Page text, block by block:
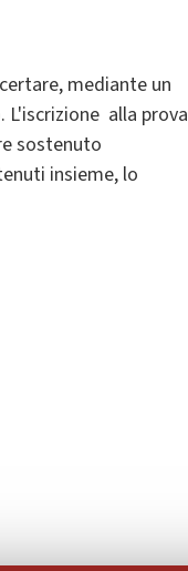
mediante un
alla prova
sostenuto
insieme, lo